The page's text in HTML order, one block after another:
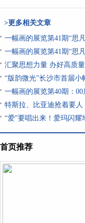
>更多相关文章
一幅画的展览第41期“
一幅画的展览第41期“
汇聚思想力量 办好高质
“版韵微光”长沙市首届小
一幅画的展览第40期：
特斯拉、比亚迪抢着要
“爱”要唱出来！爱玛闪
首页推荐